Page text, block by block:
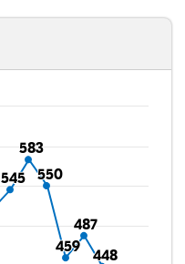
545
545
583
583
550
550
459
459
487
487
448
448